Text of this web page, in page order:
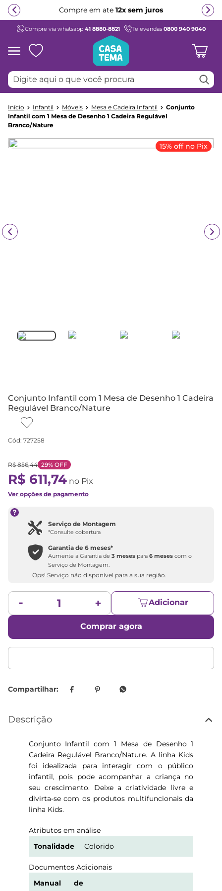
Compre em ate 12x sem juros
Compre via whatsapp 41 8880-8821 Televendas 0800 940 9040
Digite aqui o que você procura
Infantil Móveis Mesa e Cadeira Infantil
Conjunto
Infantil com 1 Mesa de Desenho 1 Cadeira Regulável
Branco/Nature
15% off no Pix
Conjunto Infantil com 1 Mesa de Desenho 1 Cadeira
Regulável Branco/Nature
Cód: 727258
R$ 856,44 29% OFF
R$ 611,74 no Pix
Ver opções de pagamento
Serviço de Montagem
*Consulte cobertura
Garantia de6 meses*
Aumente a Garantia de3 meses para6 meses com o
Serviço de Montagem.
Ops! Serviço não disponível para a sua região.
Adicionar
Comprar agora
Descrição
Conjunto Infantil com 1 Mesa de Desenho 1
Cadeira Regulável Branco/Nature. A linha Kids
foi idealizada para interagir com o público
infantil, pois pode acompanhar a criança no
seu crescimento. Deixe a criatividade livre e
divirta-se com os produtos multifuncionais da
linha Kids.
Atributos em análise
Tonalidade
Colorido
Documentos Adicionais
Manual de
Termos mais buscados
1º
beliche
º
bicama
5º
escrivaninha
6º
treliche
7º